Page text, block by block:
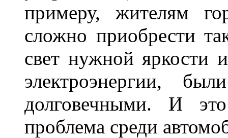
примеру, жителям
сложно приобрести
свет нужной яркости
электроэнергии,
долговечными. И
проблема среди